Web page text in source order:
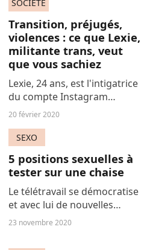
bien vouloir dire. Parce qu'on
ne veut surtout pas vous
laisser...
SOCIÉTÉ
Transition, préjugés,
violences : ce que Lexie,
militante trans, veut
que vous sachiez
Lexie, 24 ans, est l'intigatrice
du compte Instagram
Aggressively Trans. Grâce à
jeune femme trans souhaite
informer, mais aussi
visibiliser les personnes...
20 février 2020
SEXO
5 positions sexuelles à
tester sur une chaise
Le télétravail se démocratise
et avec lui de nouvelles
opportunités. Comme celles
23 novembre 2020